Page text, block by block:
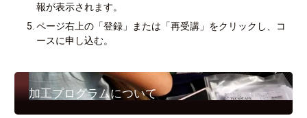
報が表示されます。
ページ右上の「登録」または「再受講」をクリックし、コ
ースに申し込む。
加工プログラムについて